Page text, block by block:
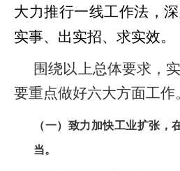
大力推行一线工作法，
实事、出实招、求实效。
围绕以上总体要求，
要重点做好六大方面工作
（一）致力加快工业扩张，
当。